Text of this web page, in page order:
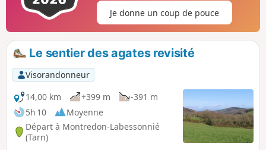
Je donne un coup de pouce
Le sentier des agates revisité
Visorandonneur
14,00 km
+399 m
-391 m
5h 10
Moyenne
Départ à Montredon-Labessonnié
(Tarn)